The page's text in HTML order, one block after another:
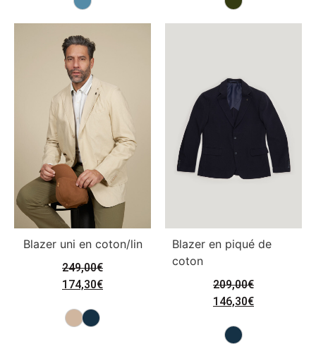
Blazer uni en coton/lin
249,00€
174,30€
Blazer en piqué de
coton
209,00€
146,30€